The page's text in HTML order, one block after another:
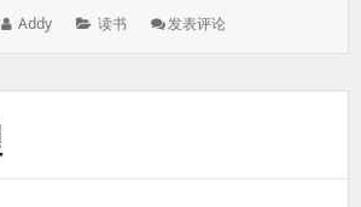
作
Addy
分
读书 发表评论: 智
业